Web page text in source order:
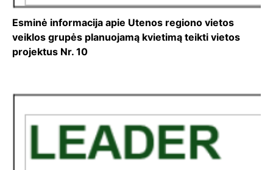
Esminė informacija apie Utenos regiono vietos
veiklos grupės planuojamą kvietimą teikti vietos
projektus Nr. 10